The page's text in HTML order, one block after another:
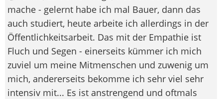
mache - gelernt habe ich mal Bauer, dann das
auch studiert, heute arbeite ich allerdings in der
Öffentlichkeitsarbeit. Das mit der Empathie ist
Fluch und Segen - einerseits kümmer ich mich
zuviel um meine Mitmenschen und zuwenig um
mich, andererseits bekomme ich sehr viel sehr
intensiv mit... Es ist anstrengend und oftmals